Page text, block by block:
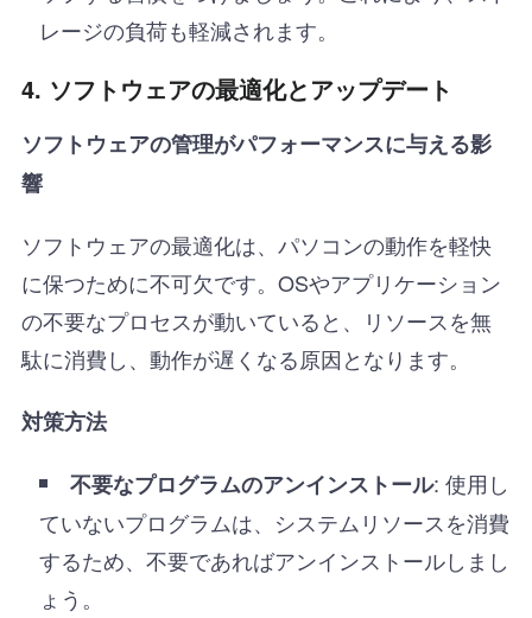
レージの負荷も軽減されます。
4. ソフトウェアの最適化とアップデート
ソフトウェアの管理がパフォーマンスに与える影
響
ソフトウェアの最適化は、パソコンの動作を軽快
に保つために不可欠です。OSやアプリケーション
の不要なプロセスが動いていると、リソースを無
駄に消費し、動作が遅くなる原因となります。
対策方法
不要なプログラムのアンインストール: 使用し
ていないプログラムは、システムリソースを消費
するため、不要であればアンインストールしまし
ょう。